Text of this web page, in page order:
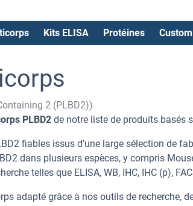
Kits ELISA Protéines
2 (PLBD2))
PLBD2 de notre liste de produits basés
fiables issus d’une large sélection de
dans plusieurs espèces, y compris
telles que ELISA, WB, IHC, IHC (p),
adapté grâce à nos outils de recherche,